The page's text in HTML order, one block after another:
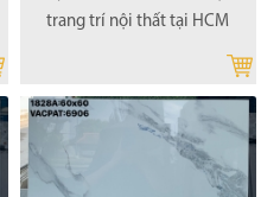
trang trí nội thất tại HCM